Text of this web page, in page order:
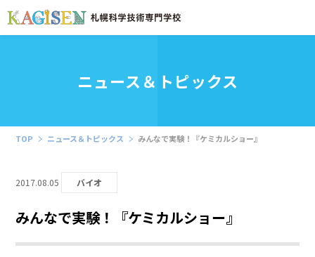
ニュース＆トピックス
TOP ニュース＆トピックス みんなで実験！『ケミカルショー』
2017.08.05 バイオ
みんなで実験！『ケミカルショー』